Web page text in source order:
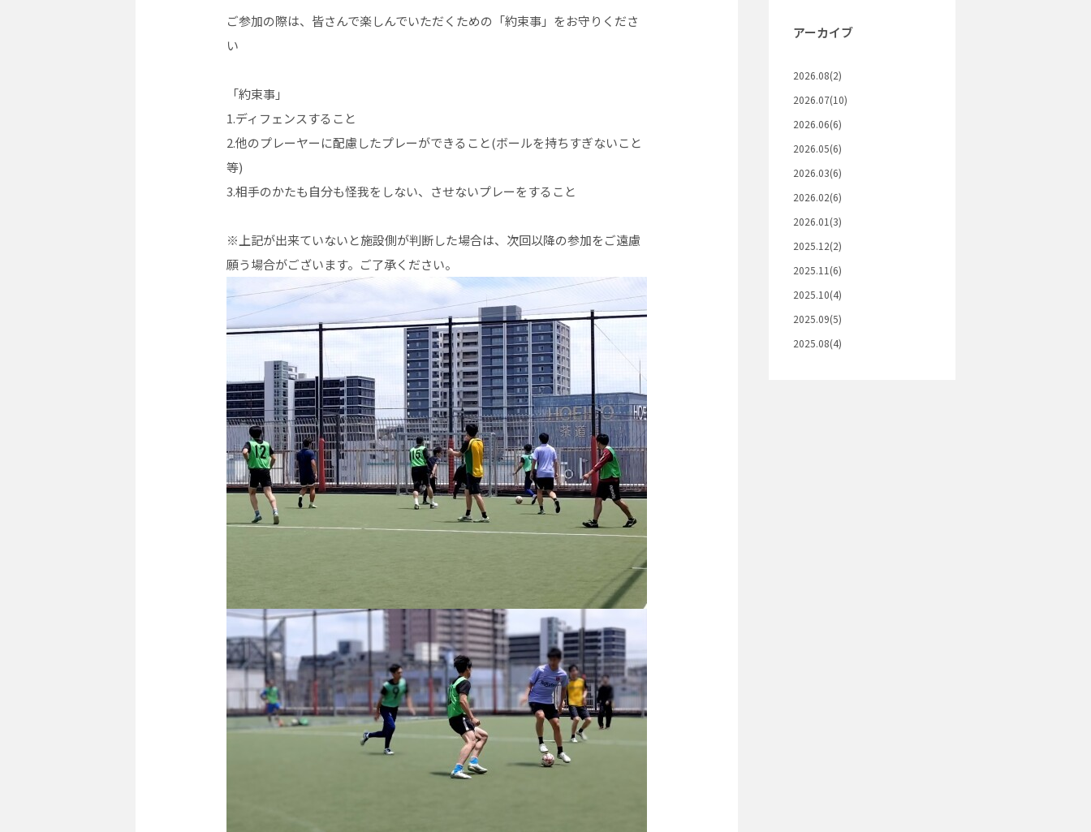
ご参加の際は、皆さんで楽しんでいただくための「約束事」をお守りくださ
い
「約束事」
1.ディフェンスすること
2.他のプレーヤーに配慮したプレーができること(ボールを持ちすぎないこと
等)
3.相手のかたも自分も怪我をしない、させないプレーをすること
※上記が出来ていないと施設側が判断した場合は、次回以降の参加をご遠慮
願う場合がございます。ご了承ください。
アーカイブ
2026.08(2)
2026.07(10)
2026.06(6)
2026.05(6)
2026.03(6)
2026.02(6)
2026.01(3)
2025.12(2)
2025.11(6)
2025.10(4)
2025.09(5)
2025.08(4)